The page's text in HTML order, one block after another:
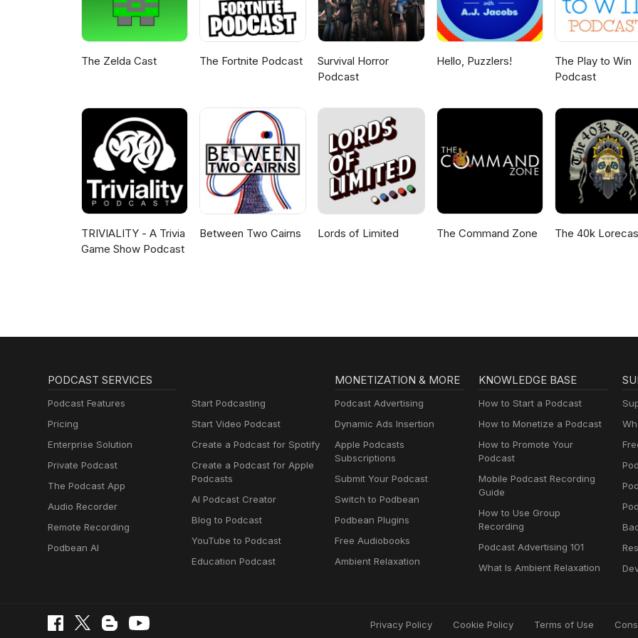
The Zelda Cast The Fortnite Podcast
Survival Horror
Podcast
Hello, Puzzlers!
The Play to Win
Podcast
TRIVIALITY - A Trivia
Game Show Podcast
Between Two Cairns Lords of Limited The Command Zone The 40k
PODCAST SERVICES
Podcast Features
Pricing
Enterprise Solution
Private Podcast
The Podcast App
Audio Recorder
Remote Recording
Podbean AI
Start Podcasting
Start Video Podcast
Create a Podcast for Spotify
Create a Podcast for Apple
Podcasts
AI Podcast Creator
Blog to Podcast
YouTube to Podcast
Education Podcast
MONETIZATION & MORE
Podcast Advertising
Dynamic Ads Insertion
Apple Podcasts
Subscriptions
Submit Your Podcast
Switch to Podbean
Podbean Plugins
Free Audiobooks
Ambient Relaxation
KNOWLEDGE BASE
How to Start a Podcast
How to Monetize a Podcast
How to Promote Your
Podcast
Mobile Podcast Recording
Guide
How to Use Group
Recording
Podcast Advertising 101
What Is Ambient Relaxation
Privacy Policy Cookie Policy Terms of Use